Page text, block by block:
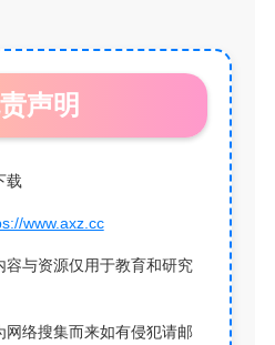
声明
载
www.axz.cc
容与资源仅用于教育和研究
网络搜集而来如有侵犯请邮